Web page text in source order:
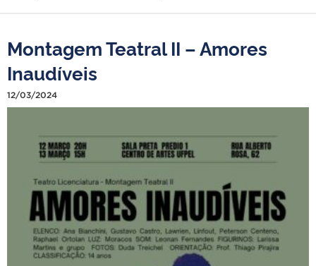
Montagem Teatral II – Amores
Inaudíveis
12/03/2024